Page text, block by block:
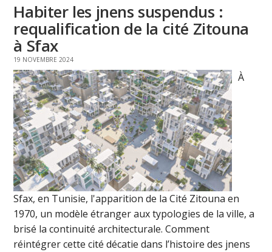
Habiter les jnens suspendus :
requalification de la cité Zitouna
à Sfax
19 NOVEMBRE 2024
À
Sfax, en Tunisie, l'apparition de la Cité Zitouna en
1970, un modèle étranger aux typologies de la ville, a
brisé la continuité architecturale. Comment
réintégrer cette cité décatie dans l’histoire des jnens